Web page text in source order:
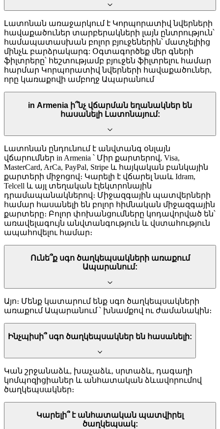
Լատոնան առաջարկում է Կորպորատիվ նվերների
հավաքածուներ տարբերակների լայն ընտրություն՝
համապատասխան բոլոր բյուջեներին՝ մատչելիից
մինչև բարձրակարգ: Օգտագործեք մեր գների
ֆիլտրերը՝ հեշտությամբ բյուջեն ֆիլտրելու համար
հարմար Կորպորատիվ նվերների հավաքածուներ,
որը կառաքովի ամբողջ Ապարանում
in Armenia ի՞նչ վճարման եղանակներ են
հասանելի Լատոնայում:
Լատոնան ընդունում է անվտանգ օնլայն
վճարումներ in Armenia ՝ Միր քարտերով, Visa,
MasterCard, ArCa, PayPal, Stripe և հայկական բանկային
քարտերի միջոցով։ Կարելի է վճարել նաև Idram,
Telcell և այլ տեղական էլեկտրոնային
դրամապանակներով։ Միջազգային պատվերների
համար հասանելի են բոլոր հիմնական միջազգային
քարտերը։ Բոլոր փոխանցումները կոդավորված են՝
առավելագույն անվտանգություն և վստահություն
ապահովելու համար։
Ունե՞ք սգո ծաղկեպսակների առաքում
Ապարանում:
Այո։ Մենք կատարում ենք սգո ծաղկեպսակների
առաքում Ապարանում ՝ խնամքով ու ժամանակին։
Ինչպիսի՞ սգո ծաղկեպսակներ են հասանելի:
Կան շրջանաձև, խաչաձև, սրտաձև, դագաղի
կոմպոզիցիաներ և անհատական ձևավորումով
ծաղկեպսակներ։
Կարելի՞ է անհատական պատվիրել
ծաղկեպսակ: